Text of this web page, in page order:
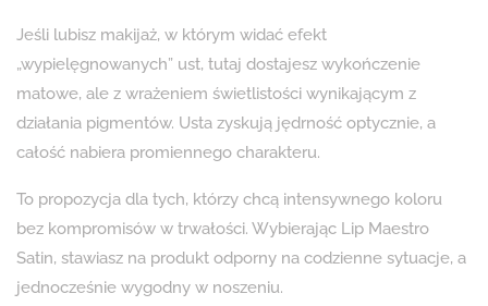
Jeśli lubisz makijaż, w którym widać efekt
„wypielęgnowanych” ust, tutaj dostajesz wykończenie
matowe, ale z wrażeniem świetlistości wynikającym z
działania pigmentów. Usta zyskują jędrność optycznie, a
całość nabiera promiennego charakteru.
To propozycja dla tych, którzy chcą intensywnego koloru
bez kompromisów w trwałości. Wybierając Lip Maestro
Satin, stawiasz na produkt odporny na codzienne sytuacje, a
jednocześnie wygodny w noszeniu.